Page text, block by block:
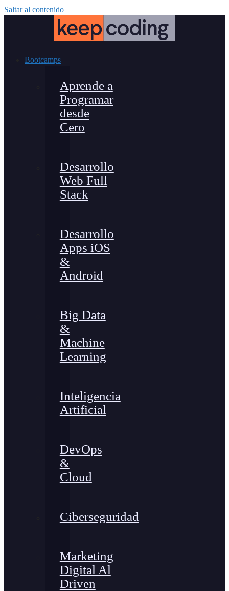
Saltar al contenido
Bootcamps
Aprende a
Programar
desde
Cero
Desarrollo
Web Full
Stack
Desarrollo
Apps iOS
&
Android
Big Data
&
Machine
Learning
Inteligencia
Artificial
DevOps
&
Cloud
Ciberseguridad
Marketing
Digital Al
Driven